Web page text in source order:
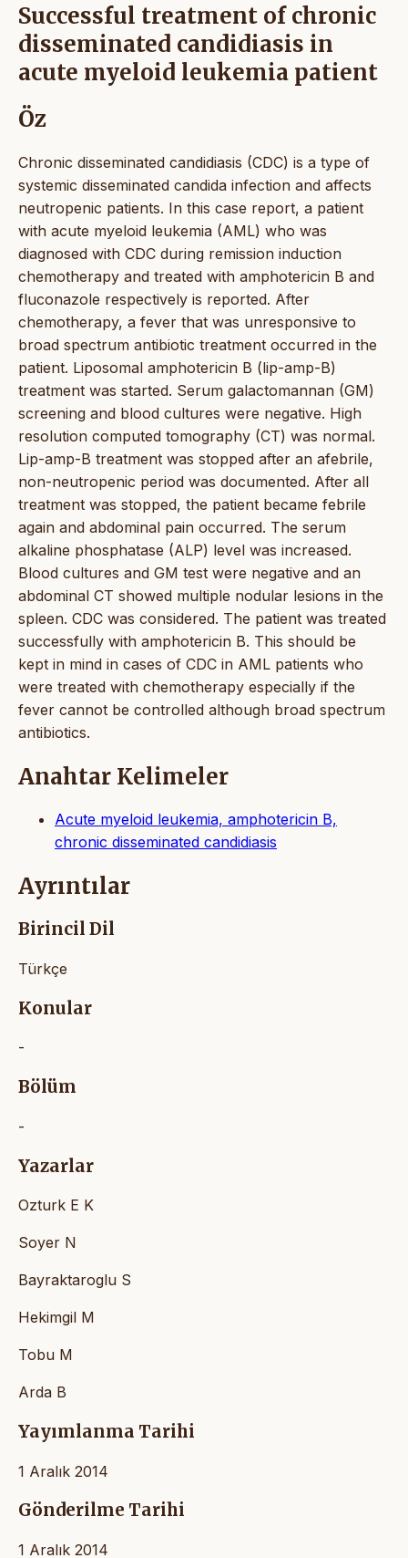
Successful treatment of chronic
disseminated candidiasis in
acute myeloid leukemia patient
Öz
Chronic disseminated candidiasis (CDC) is a type of
systemic disseminated candida infection and affects
neutropenic patients. In this case report, a patient
with acute myeloid leukemia (AML) who was
diagnosed with CDC during remission induction
chemotherapy and treated with amphotericin B and
fluconazole respectively is reported. After
chemotherapy, a fever that was unresponsive to
broad spectrum antibiotic treatment occurred in the
patient. Liposomal amphotericin B (lip-amp-B)
treatment was started. Serum galactomannan (GM)
screening and blood cultures were negative. High
resolution computed tomography (CT) was normal.
Lip-amp-B treatment was stopped after an afebrile,
non-neutropenic period was documented. After all
treatment was stopped, the patient became febrile
again and abdominal pain occurred. The serum
alkaline phosphatase (ALP) level was increased.
Blood cultures and GM test were negative and an
abdominal CT showed multiple nodular lesions in the
spleen. CDC was considered. The patient was treated
successfully with amphotericin B. This should be
kept in mind in cases of CDC in AML patients who
were treated with chemotherapy especially if the
fever cannot be controlled although broad spectrum
antibiotics.
Anahtar Kelimeler
Acute myeloid leukemia, amphotericin B,
chronic disseminated candidiasis
Ayrıntılar
Birincil Dil
Türkçe
Konular
-
Bölüm
-
Yazarlar
Ozturk E K
Soyer N
Bayraktaroglu S
Hekimgil M
Tobu M
Arda B
Yayımlanma Tarihi
1 Aralık 2014
Gönderilme Tarihi
1 Aralık 2014